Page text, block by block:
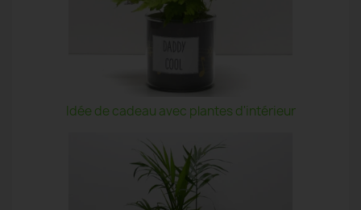
Idée de cadeau avec plantes d'intérieur